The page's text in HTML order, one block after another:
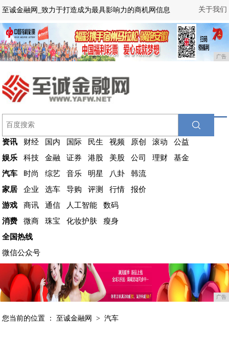
关于我们
至诚金融网_致力于打造成为最具影响力的商机网信息
广告
资讯 财经 国内 国际 民生 视频 原创 滚动
公益
娱乐
科技 金融 证券 港股 美股 公司 理财
基金
汽车
时尚 综艺 音乐 明星 八卦
韩流
家居
企业 选车 导购 评测 行情
报价
游戏
商讯 通信 人工智能
数码
消费
微商 珠宝 化妆护肤
瘦身
全国热线
微信公众号
广告
您当前的位置 ： 至诚金融网 >汽车